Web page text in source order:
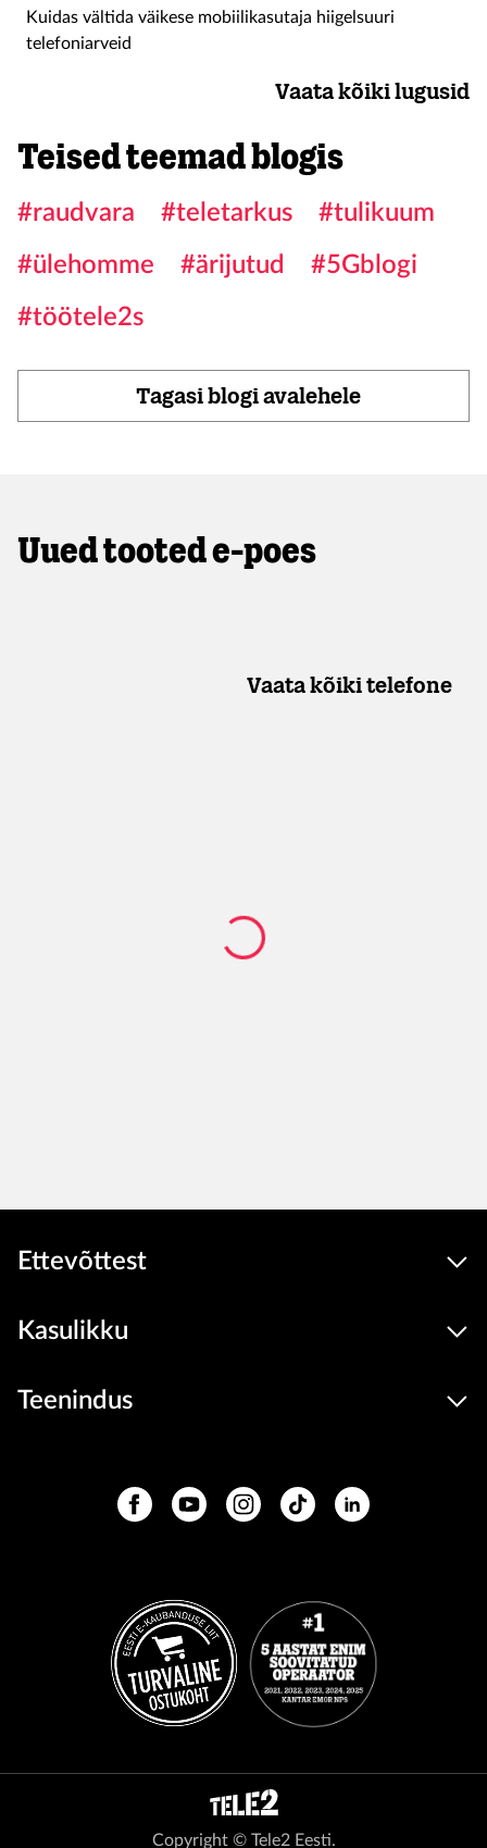
Kuidas vältida väikese mobiilikasutaja hiigelsuuri
telefoniarveid
Vaata kõiki lugusid
Teised teemad blogis
#raudvara #teletarkus
#tulikuum
#ülehomme
#ärijutud
#5Gblogi
#töötele2s
Tagasi blogi avalehele
Uued tooted e-poes
Vaata kõiki telefone
Ettevõttest
Kasulikku
Teenindus
Copyright © Tele2 Eesti.